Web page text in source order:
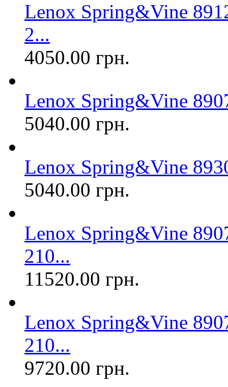
Lenox Spring&Vine
2...
4050.00 грн.
Lenox Spring&Vine
5040.00 грн.
Lenox Spring&Vine
5040.00 грн.
Lenox Spring&Vine
210...
11520.00 грн.
Lenox Spring&Vine
210...
9720.00 грн.